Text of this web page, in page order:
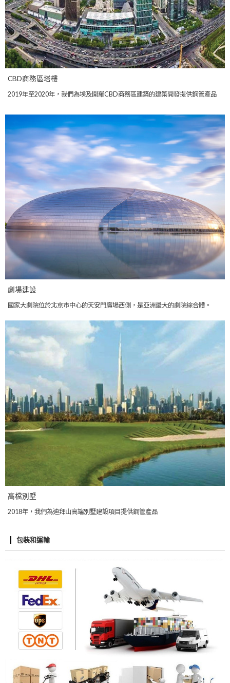
CBD商務區塔樓
2019年至2020年，我們為埃及開羅CBD商務區建築的建築開發提供鋼管產品
劇場建設
國家大劇院位於北京市中心的天安門廣場西側，是亞洲最大的劇院綜合體。
高檔別墅
2018年，我們為迪拜山高端別墅建設項目提供鋼管產品
包裝和運輸